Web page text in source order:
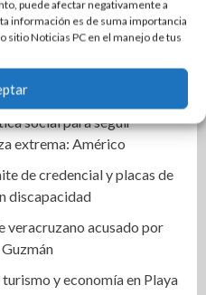
puede afectar negativamente a
información es de suma importancia
sitio Noticias PC en el manejo de tus
búsqueda inmediata de
Alba nacional
candidatura al respaldo
social para seguir
extrema: Américo
de credencial y placas de
discapacidad
veracruzano acusado por
y economía en Playa